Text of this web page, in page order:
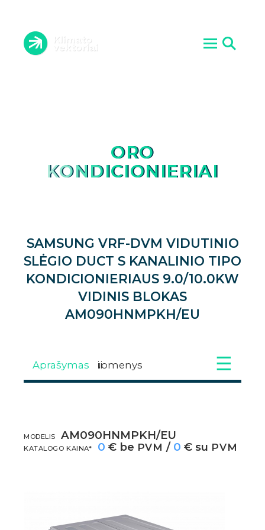
ORO
KONDICIONIERIAI
SAMSUNG VRF-DVM VIDUTINIO
SLĖGIO DUCT S KANALINIO TIPO
KONDICIONIERIAUS 9.0/10.0KW
VIDINIS BLOKAS
AM090HNMPKH/EU
Aprašymas
Techniniai duomenys
Galimi priedai
Atsisiuntimai
Galerija
Video
APRAŠYMAS
MODELIS AM090HNMPKH/EU
KATALOGO KAINA* 0 € be PVM / 0 € su PVM